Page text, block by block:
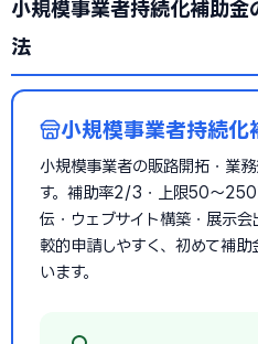
小規模事業者持続化補助金
法
小規模事業者持続化
小規模事業者の販路開拓・業
す。補助率2/3・上限50〜250
伝・ウェブサイト構築・展示
較的申請しやすく、初めて補
います。